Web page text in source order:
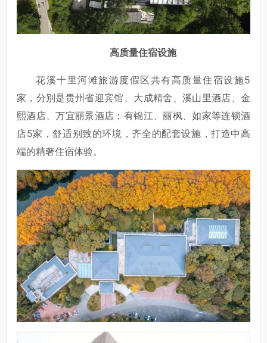
高质量住宿设施
花溪十里河滩旅游度假区共有高质量住宿设施5
家，分别是贵州省迎宾馆、大成精舍、溪山里酒店、金
熙酒店、万宜丽景酒店；有锦江、丽枫、如家等连锁酒
店5家，舒适别致的环境，齐全的配套设施，打造中高
端的精奢住宿体验。